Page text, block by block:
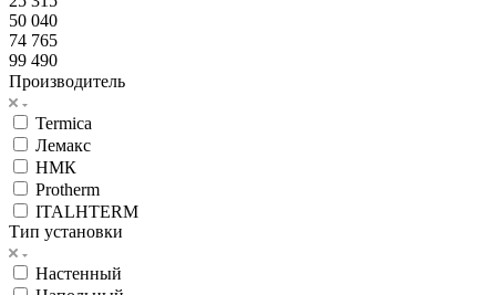
50 040
74 765
99 490
Производитель
Termica
Лемакс
НМК
Protherm
ITALHTERM
Тип установки
Настенный